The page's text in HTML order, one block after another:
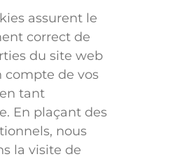
assurent le
correct de
du site web
compte de vos
tant
En plaçant des
nous
la visite de